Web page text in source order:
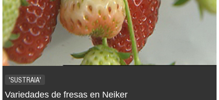
'SUSTRAIA'
Variedades de fresas en Neiker